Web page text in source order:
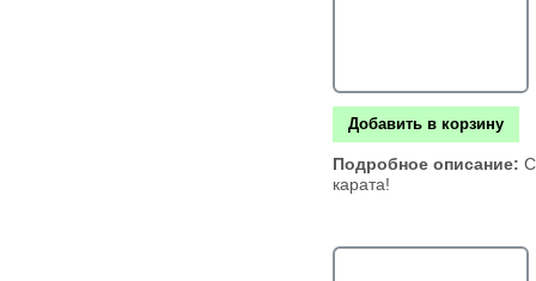
Добавить в корзину
Подробное описание:
карата!